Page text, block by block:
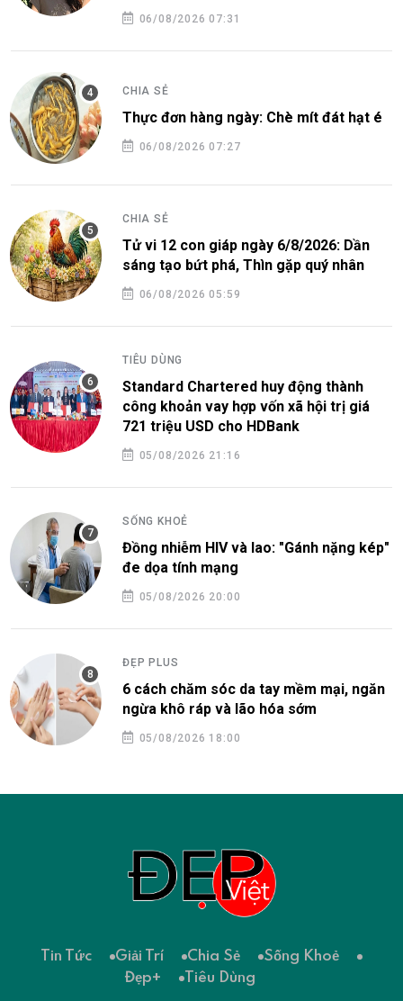
06/08/2026 07:31
CHIA SẺ
Thực đơn hàng ngày: Chè mít đát hạt é
06/08/2026 07:27
CHIA SẺ
Tử vi 12 con giáp ngày 6/8/2026: Dần
sáng tạo bứt phá, Thìn gặp quý nhân
06/08/2026 05:59
TIÊU DÙNG
Standard Chartered huy động thành
công khoản vay hợp vốn xã hội trị giá
721 triệu USD cho HDBank
05/08/2026 21:16
SỐNG KHOẺ
Đồng nhiễm HIV và lao: "Gánh nặng kép"
đe dọa tính mạng
05/08/2026 20:00
ĐẸP PLUS
6 cách chăm sóc da tay mềm mại, ngăn
ngừa khô ráp và lão hóa sớm
05/08/2026 18:00
Tin Tức Giải Trí Chia Sẻ
Sống Khoẻ
Đẹp+
Tiêu Dùng